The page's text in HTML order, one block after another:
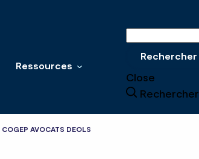
Ressources
Rechercher
Close
Rechercher
COGEP AVOCATS DEOLS